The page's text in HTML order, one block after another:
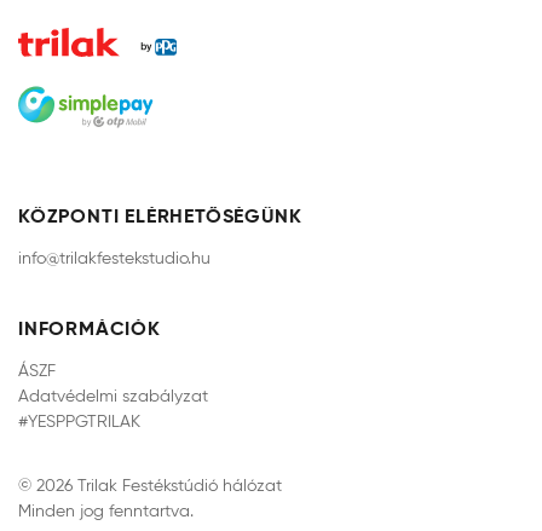
KÖZPONTI ELÉRHETŐSÉGÜNK
info@trilakfestekstudio.hu
INFORMÁCIÓK
ÁSZF
Adatvédelmi szabályzat
#YESPPGTRILAK
© 2026 Trilak Festékstúdió hálózat
Minden jog fenntartva.